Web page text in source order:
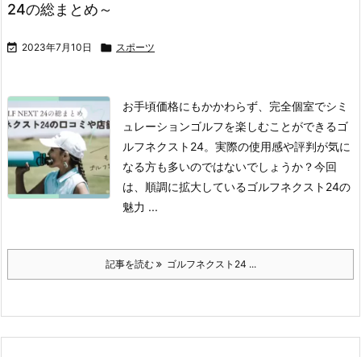
24の総まとめ～
 2023年7月10日  スポーツ
お手頃価格にもかかわらず、完全個室でシミ
ュレーションゴルフを楽しむことができるゴ
ルフネクスト24。 実際の使用感や評判が気に
なる方も多いのではないでしょうか？今回
は、順調に拡大しているゴルフネクスト24の
魅力 ...
記事を読む ゴルフネクスト24 ...